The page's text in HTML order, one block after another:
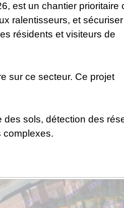
est un chantier prioritaire
ralentisseurs, et
résidents et visiteurs de
sur ce secteur. Ce projet
sols, détection des
complexes.